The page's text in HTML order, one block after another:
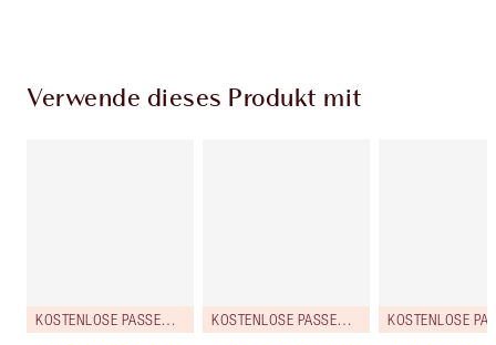
Verwende dieses Produkt mit
KOSTENLOSE PASSENDE REISEGRÖSSE DAZU! KOSTENLOSE PASSENDE REISEGRÖSSE DAZU!